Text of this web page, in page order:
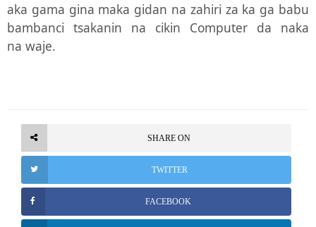
aka gama gina maka gidan na zahiri za ka ga babu
bambanci tsakanin na cikin Computer da naka
na waje.
SHARE ON
TWITTER
FACEBOOK